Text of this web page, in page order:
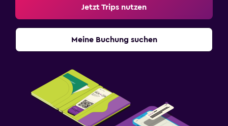
Jetzt Trips nutzen
Meine Buchung suchen